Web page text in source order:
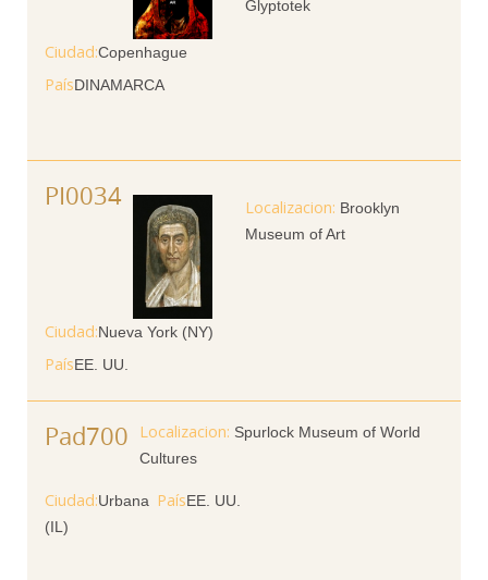
Glyptotek
Ciudad Copenhague
PaísDINAMARCA
PI0034
Brooklyn
Museum of Art
Ciudad Nueva York (NY)
PaísEE. UU.
Pad700
Spurlock Museum of World
Cultures
Ciudad Urbana
(IL)
PaísEE. UU.